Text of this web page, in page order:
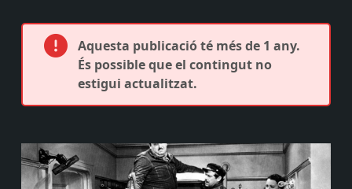
Aquesta publicació té més de 1 any.
És possible que el contingut no
estigui actualitzat.